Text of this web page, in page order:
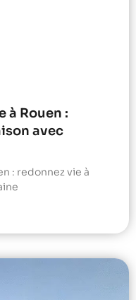
à Rouen :
avec
: redonnez vie à